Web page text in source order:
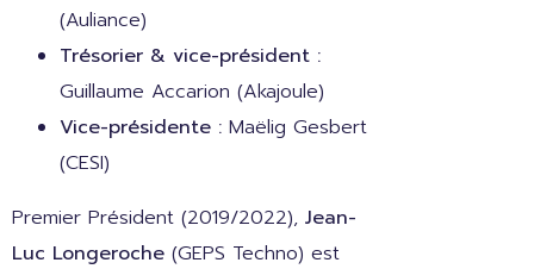
(Auliance)
Trésorier & vice-président :
Guillaume Accarion (Akajoule)
Vice-présidente : Maëlig Gesbert
(CESI)
Premier Président (2019/2022), Jean-
Luc Longeroche (GEPS Techno) est